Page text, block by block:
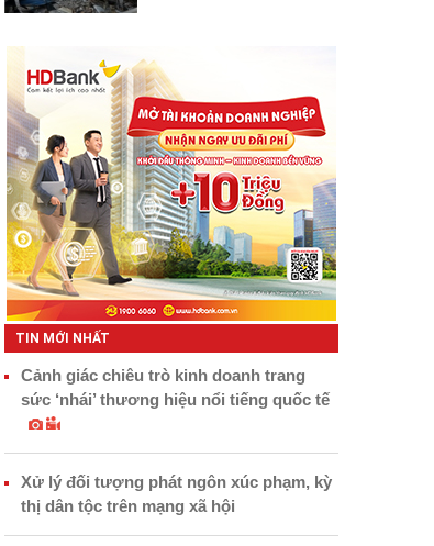
TIN MỚI NHẤT
Cảnh giác chiêu trò kinh doanh trang
sức ‘nhái’ thương hiệu nổi tiếng quốc tế
Xử lý đối tượng phát ngôn xúc phạm, kỳ
thị dân tộc trên mạng xã hội